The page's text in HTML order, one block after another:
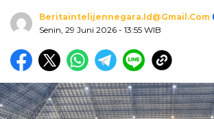
Beritaintelijennegara.id@gmail.com
Senin, 29 Juni 2026 - 13:55 WIB